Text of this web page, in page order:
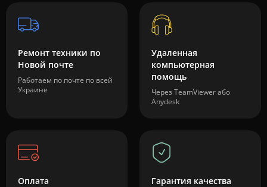
Ремонт техники по
Новой почте
Работаем по почте по всей
Украине
Удаленная
компьютерная
помощь
Через TeamViewer або
Anydesk
Оплата Гарантия качества